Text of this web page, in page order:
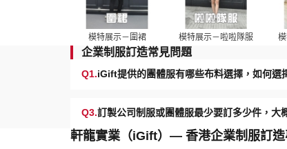
模特展示－圍裙 模特展示－啦啦隊服
企業制服訂造常見問題
Q1.iGift提供的團體服有哪些布料選擇，如何選
Q3.訂製公司制服或團體服最少要訂多少件，大
軒龍實業（iGift）— 香港企業制服訂造